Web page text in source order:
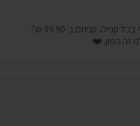
היכנסו עכשיו, זה לוקח דקה, ותרמו לנו את האגורות מהעודף בכל קנייה. קניתם ב-99.90 ₪?